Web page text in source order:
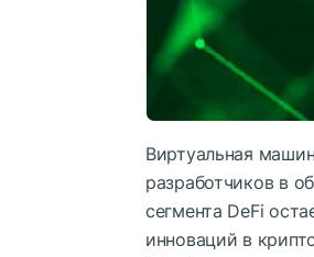
Виртуальная
разработчиков в
сегмента DeFi
инноваций в